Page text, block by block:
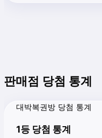
판매점 당첨 통계
대박복권방 당첨 통계
1등 당첨 통계